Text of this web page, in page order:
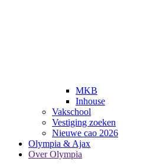
MKB
Inhouse
Vakschool
Vestiging zoeken
Nieuwe cao 2026
Olympia & Ajax
Over Olympia